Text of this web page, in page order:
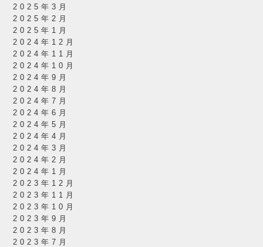
2025年3月
2025年2月
2025年1月
2024年12月
2024年11月
2024年10月
2024年9月
2024年8月
2024年7月
2024年6月
2024年5月
2024年4月
2024年3月
2024年2月
2024年1月
2023年12月
2023年11月
2023年10月
2023年9月
2023年8月
2023年7月